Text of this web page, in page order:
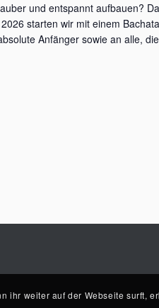
und entspannt aufbauen?
starten wir mit einem
Anfänger sowie an alle,
ihr weiter auf der Webseite surft,